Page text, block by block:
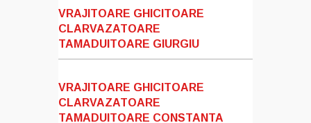
VRAJITOARE GHICITOARE
CLARVAZATOARE
TAMADUITOARE GIURGIU
VRAJITOARE GHICITOARE
CLARVAZATOARE
TAMADUITOARE CONSTANTA